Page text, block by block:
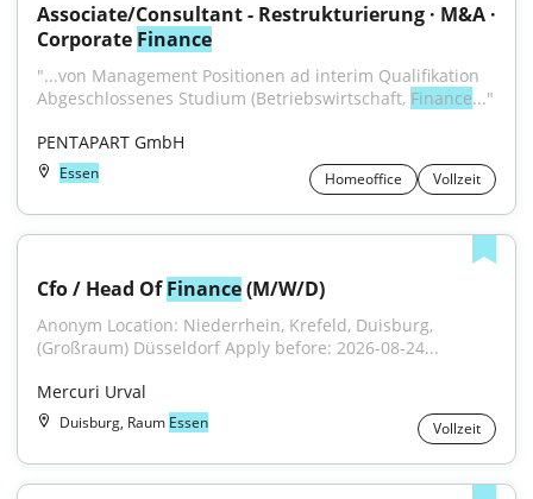
Associate/Consultant - Restrukturierung · M&A ·
Corporate Finance
"...von Management Positionen ad interim Qualifikation
Abgeschlossenes Studium (Betriebswirtschaft, Finance..."
PENTAPART GmbH
Essen Homeoffice Vollzeit
Cfo / Head Of Finance (M/W/D)
Anonym Location: Niederrhein, Krefeld, Duisburg,
(Großraum) Düsseldorf Apply before: 2026-08-24...
Mercuri Urval
Duisburg, Raum Essen Vollzeit